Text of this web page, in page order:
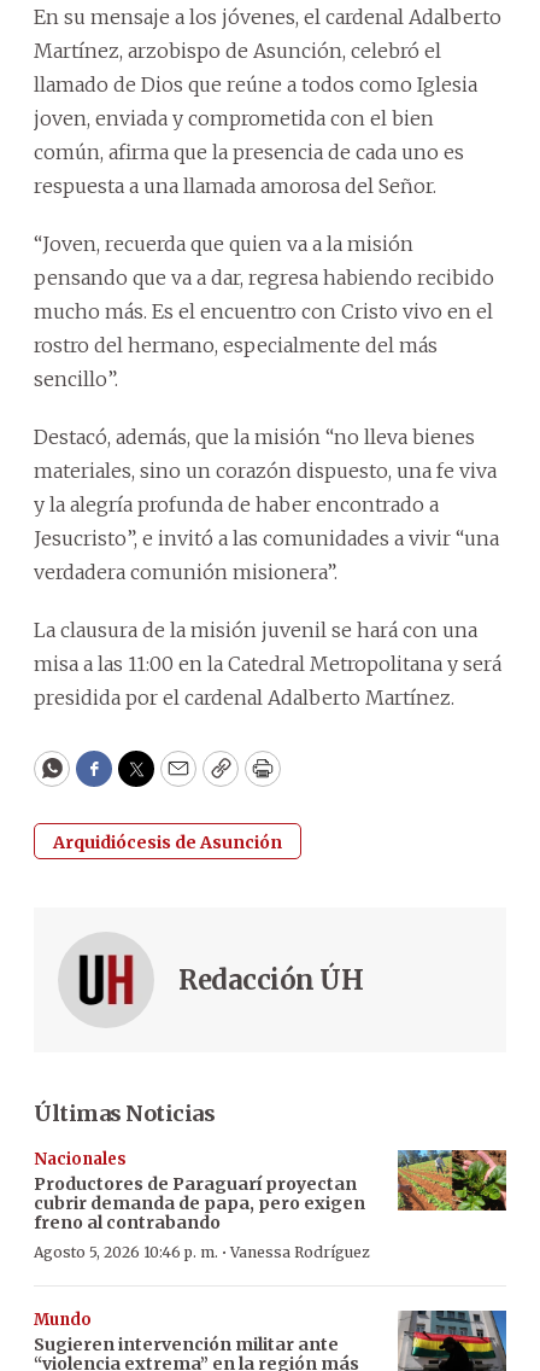
En su mensaje a los jóvenes, el cardenal Adalberto
Martínez, arzobispo de Asunción, celebró el
llamado de Dios que reúne a todos como Iglesia
joven, enviada y comprometida con el bien
común, afirma que la presencia de cada uno es
respuesta a una llamada amorosa del Señor.
“Joven, recuerda que quien va a la misión
pensando que va a dar, regresa habiendo recibido
mucho más. Es el encuentro con Cristo vivo en el
rostro del hermano, especialmente del más
sencillo”.
Destacó, además, que la misión “no lleva bienes
materiales, sino un corazón dispuesto, una fe viva
y la alegría profunda de haber encontrado a
Jesucristo”, e invitó a las comunidades a vivir “una
verdadera comunión misionera”.
La clausura de la misión juvenil se hará con una
misa a las 11:00 en la Catedral Metropolitana y será
presidida por el cardenal Adalberto Martínez.
WhatsApp
Facebook
Twitter
EmailCopyPrint
Arquidiócesis de Asunción
Redacción ÚH
Últimas Noticias
Nacionales
Productores de Paraguarí proyectan
cubrir demanda de papa, pero exigen
freno al contrabando
Agosto 5, 2026 10:46 p. m. ·Vanessa Rodríguez
Mundo
Sugieren intervención militar ante
“violencia extrema” en la región más